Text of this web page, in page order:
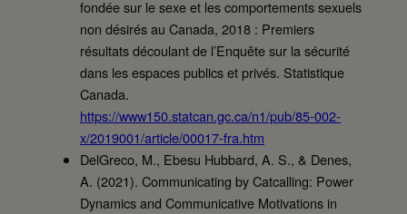
fondée sur le sexe et les comportements sexuels
non désirés au Canada, 2018 : Premiers
résultats découlant de l’Enquête sur la sécurité
dans les espaces publics et privés. Statistique
Canada.
https://www150.statcan.gc.ca/n1/pub/85-002-
x/2019001/article/00017-fra.htm
DelGreco, M., Ebesu Hubbard, A. S., & Denes,
A. (2021). Communicating by Catcalling: Power
Dynamics and Communicative Motivations in